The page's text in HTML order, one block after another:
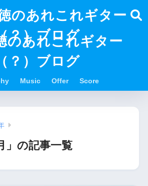
のあれこれギター
（？）ブログ
Music Offer Score
」の記事一覧